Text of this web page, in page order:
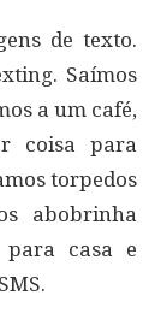
de texto.
Saímos
a um café,
coisa para
torpedos
abobrinha
casa e